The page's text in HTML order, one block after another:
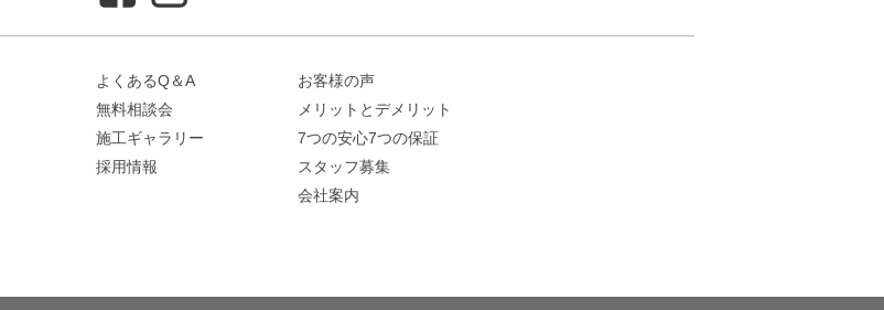
よくあるQ＆A
無料相談会
施工ギャラリー
採用情報
お客様の声
メリットとデメリット
7つの安心7つの保証
スタッフ募集
会社案内